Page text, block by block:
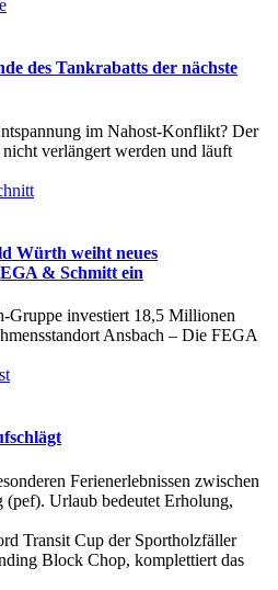
des Tankrabatts der nächste
im Nahost-Konflikt? Der
verlängert werden und läuft
Würth weiht neues
& Schmitt ein
Gruppe investiert 18,5 Millionen
Ansbach – Die FEGA
Ferienerlebnissen zwischen
Urlaub bedeutet Erholung,
Block Chop, komplettiert das